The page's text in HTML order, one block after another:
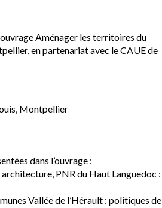
Aménager les territoires du
en partenariat avec le CAUE de
Montpellier
dans l’ouvrage :
PNR du Haut Languedoc :
Vallée de l’Hérault : politiques de